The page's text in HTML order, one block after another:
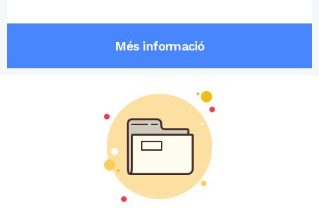
Més informació